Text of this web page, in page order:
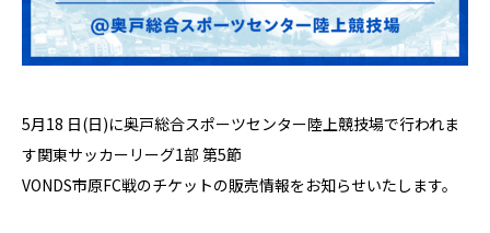
5月18 日(日)に奥戸総合スポーツセンター陸上競技場で行われま
す関東サッカーリーグ1部 第5節
VONDS市原FC戦のチケットの販売情報をお知らせいたします。